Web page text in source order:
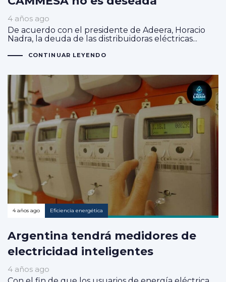
4 años ago
De acuerdo con el presidente de Adeera, Horacio
Nadra, la deuda de las distribuidoras eléctricas...
CONTINUAR LEYENDO
4 años ago Eficiencia energética
Argentina tendrá medidores de
electricidad inteligentes
4 años ago